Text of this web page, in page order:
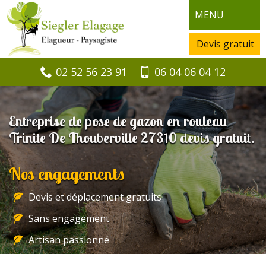
MENU
Devis gratuit
02 52 56 23 91 06 04 06 04 12
Entreprise de pose de gazon en rouleau
Trinite De Thouberville 27310 devis gratuit.
Nos engagements
Devis et déplacement gratuits
Sans engagement
Artisan passionné